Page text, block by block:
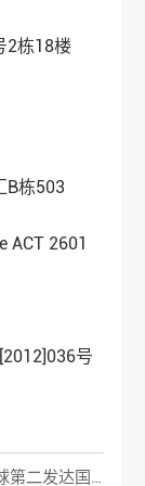
2栋18楼
B栋503
ACT 2601
号
澳大利亚那么破，凭什么成为全球第二发达国家？